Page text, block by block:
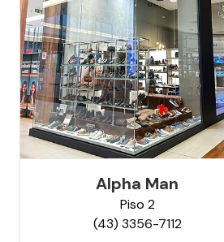
Alpha Man
Piso 2
(43) 3356-7112